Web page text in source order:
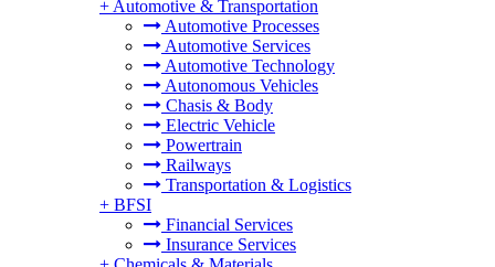
+ Automotive & Transportation
Automotive Processes
Automotive Services
Automotive Technology
Autonomous Vehicles
Chasis & Body
Electric Vehicle
Powertrain
Railways
Transportation & Logistics
+ BFSI
Financial Services
Insurance Services